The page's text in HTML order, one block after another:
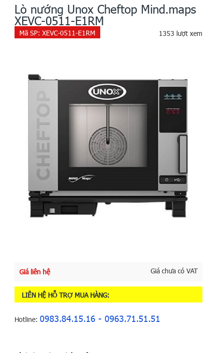
Lò nướng Unox Cheftop Mind.maps
XEVC-0511-E1RM
Mã SP: XEVC-0511-E1RM 1353 lượt xem
Giá liên hệ Giá chưa có VAT
LIÊN HỆ HỖ TRỢ MUA HÀNG:
Hotline: 0983.84.15.16 - 0963.71.51.51